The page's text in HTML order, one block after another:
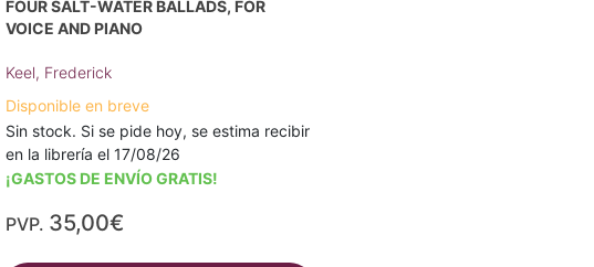
FOUR SALT-WATER BALLADS, FOR
VOICE AND PIANO
Keel, Frederick
Disponible en breve
Sin stock. Si se pide hoy, se estima recibir
en la librería el 17/08/26
¡GASTOS DE ENVÍO GRATIS!
PVP. 35,00€